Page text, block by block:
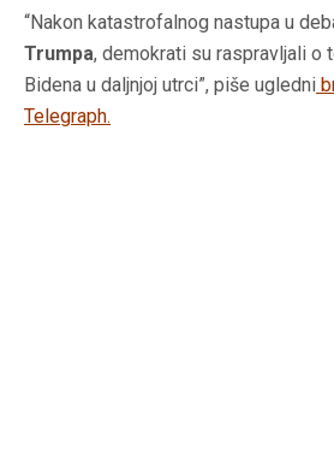
“Nakon katastrofalnog nastupa u
Trumpa, demokrati su raspravljali o
Bidena u daljnjoj utrci”, piše ugledni
Telegraph.